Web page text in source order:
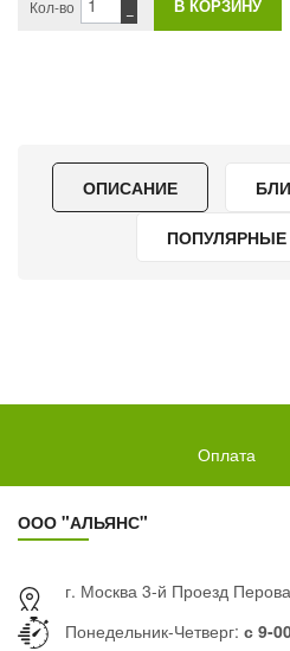
Кол-во −
ОПИСАНИЕ
Оплата
ООО "АЛЬЯНС"
г. Москва 3-й Проезд
Понедельник-Четверг: с 9-